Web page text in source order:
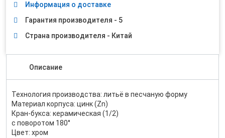
Информация о доставке
Гарантия производителя - 5
Страна производителя - Китай
Описание
Технология производства: литьё в песчаную форму
Материал корпуса: цинк (Zn)
Кран-букса: керамическая (1/2)
с поворотом 180°
Цвет: хром